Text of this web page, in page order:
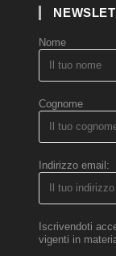
Nome
Cognome
Indirizzo email:
Iscrivendoti
vigenti in